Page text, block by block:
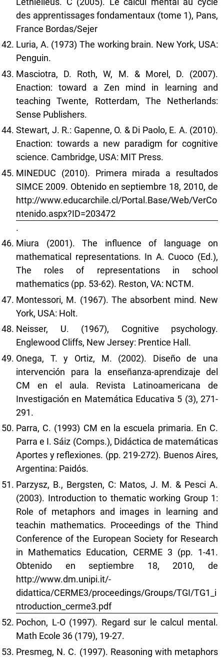
des apprentissages fondamentaux (tome 1), Pans,
France Bordas/Sejer
Luria, A. (1973) The working brain. New York, USA:
Penguin.
Masciotra, D. Roth, W, M. & Morel, D. (2007).
Enaction: toward a Zen mind in learning and
teaching Twente, Rotterdam, The Netherlands:
Sense Publishers.
Stewart, J. R.: Gapenne, O. & Di Paolo, E. A. (2010).
Enaction: towards a new paradigm for cognitive
science. Cambridge, USA: MIT Press.
MINEDUC (2010). Primera mirada a resultados
SIMCE 2009. Obtenido en septiembre 18, 2010, de
http://www.educarchile.cl/Portal.Base/Web/VerCo
ntenido.aspx?ID=203472
.
Miura (2001). The influence of language on
mathematical representations. In A. Cuoco (Ed.),
The roles of representations in school
mathematics (pp. 53-62). Reston, VA: NCTM.
Montessori, M. (1967). The absorbent mind. New
York, USA: Holt.
Neisser, U. (1967), Cognitive psychology.
Englewood Cliffs, New Jersey: Prentice Hall.
Onega, T. y Ortiz, M. (2002). Diseño de una
intervención para la enseñanza-aprendizaje del
CM en el aula. Revista Latinoamericana de
Investigación en Matemática Educativa 5 (3), 271-
291.
Parra, C. (1993) CM en la escuela primaria. En C.
Parra e I. Sáiz (Comps.), Didáctica de matemáticas
Aportes y reflexiones. (pp. 219-272). Buenos Aires,
Argentina: Paidós.
Parzysz, B., Bergsten, C: Matos, J. M. & Pesci A.
(2003). Introduction to thematic working Group 1:
Role of metaphors and images in learning and
teachin mathematics. Proceedings of the Thind
Conference of the European Society for Research
in Mathematics Education, CERME 3 (pp. 1-41.
Obtenido en septiembre 18, 2010, de
http://www.dm.unipi.it/-
didattica/CERME3/proceedings/Groups/TGI/TG1_i
ntroduction_cerme3.pdf
Pochon, L-O (1997). Regard sur le calcul mental.
Math Ecole 36 (179), 19-27.
Presmeg, N. C. (1997). Reasoning with metaphors